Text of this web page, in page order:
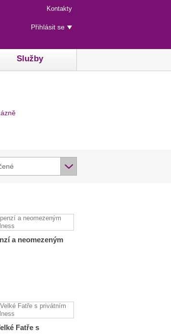
Menu
rychlého
přístupu
Kontakty
Uživatelské
menu
Přihlásit se
Služby
a neomezeným
Fatře s